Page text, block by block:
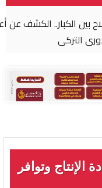
الكشف عن أعلى 5 لاعبين أجرا في
الإنتاج وتوافر